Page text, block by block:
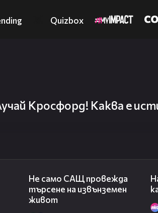
Quizbox
Кросфорд! Каква е
Не само САЩ провежда
търсене на извънземен
живот